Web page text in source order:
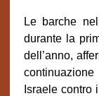
Le barche
durante la
dell’anno,
Israele contro